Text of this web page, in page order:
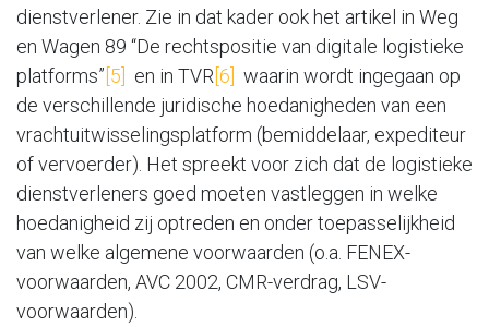
dienstverlener. Zie in dat kader ook het artikel in Weg
en Wagen 89 “De rechtspositie van digitale logistieke
platforms” [5] en in TVR [6]
waarin wordt ingegaan op
de verschillende juridische hoedanigheden van een
vrachtuitwisselingsplatform (bemiddelaar, expediteur
of vervoerder). Het spreekt voor zich dat de logistieke
dienstverleners goed moeten vastleggen in welke
hoedanigheid zij optreden en onder toepasselijkheid
van welke algemene voorwaarden (o.a. FENEX-
voorwaarden, AVC 2002, CMR-verdrag, LSV-
voorwaarden).